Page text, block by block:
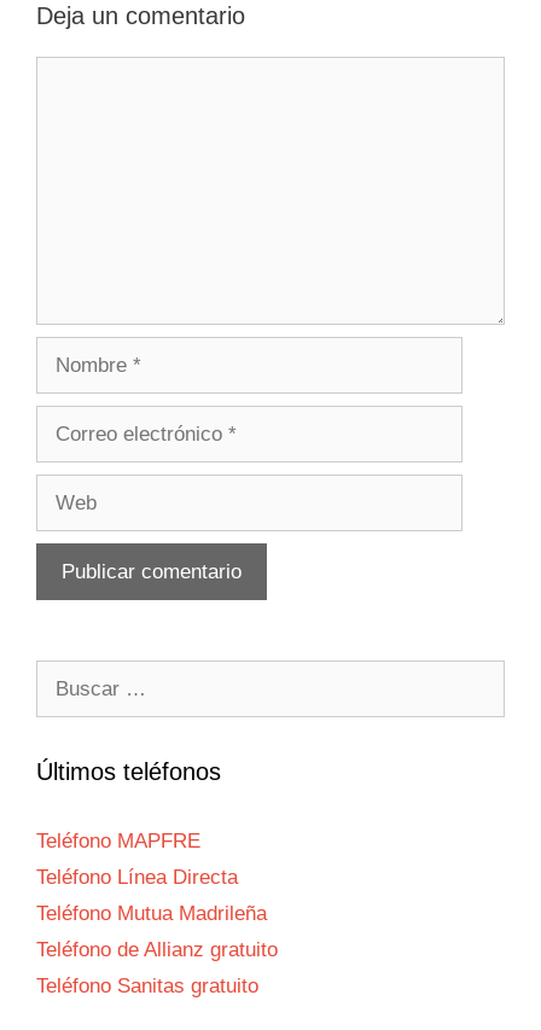
Deja un comentario
Últimos teléfonos
Teléfono MAPFRE
Teléfono Línea Directa
Teléfono Mutua Madrileña
Teléfono de Allianz gratuito
Teléfono Sanitas gratuito